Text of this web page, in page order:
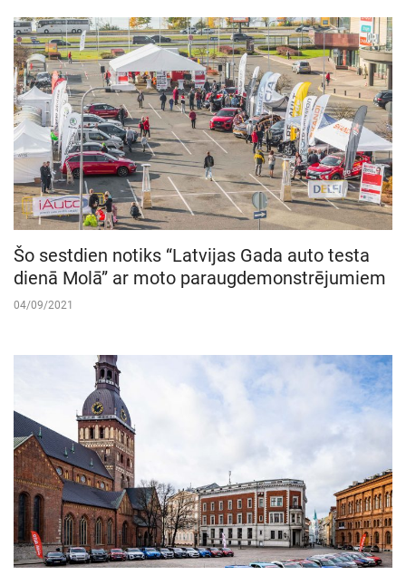
Šo sestdien notiks “Latvijas Gada auto testa
dienā Molā” ar moto paraugdemonstrējumiem
04/09/2021